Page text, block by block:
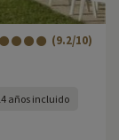
(9.2/10)
años incluido